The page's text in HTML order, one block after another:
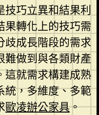
技巧立異和結果利
果轉化上的技巧需
歧成長階段的需求
難做到與各類財產
這就需求構建成熟
統，多維度、多範
歐凌辦公家具。